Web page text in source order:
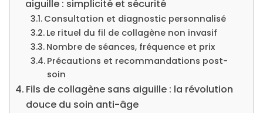
aiguille : simplicité et sécurité
Consultation et diagnostic personnalisé
Le rituel du fil de collagène non invasif
Nombre de séances, fréquence et prix
Précautions et recommandations post-
soin
Fils de collagène sans aiguille : la révolution
douce du soin anti-âge